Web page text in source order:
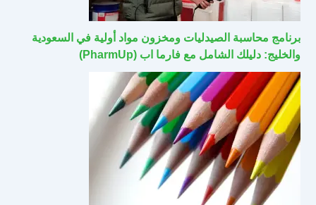
برنامج محاسبة الصيدليات ومخزون مواد أولية في السعودية
والخليج: دليلك الشامل مع فارما اب (PharmUp)